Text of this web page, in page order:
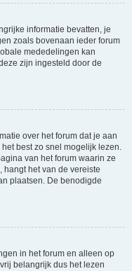
informatie bevatten, je
zoals bovenaan ieder forum
mededelingen kan
zijn ingesteld door de
over het forum dat je aan
best zo snel mogelijk lezen.
van het forum waarin ze
het van de vereiste
plaatsen. De benodigde
in het forum en alleen op
belangrijk dus het lezen